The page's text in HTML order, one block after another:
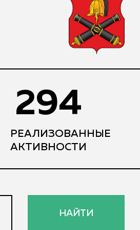
294
РЕАЛИЗОВАННЫЕ
АКТИВНОСТИ
НАЙТИ